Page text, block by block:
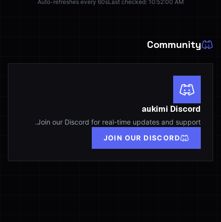
Last checked: 10:52:00 AM
Auto-refreshes every 60s
Community
aukimi Discord
Join our Discord for real-time updates and support.
JOIN OUR DISCORD